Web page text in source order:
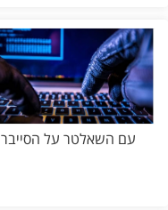
עם השאלטר על הסייבר